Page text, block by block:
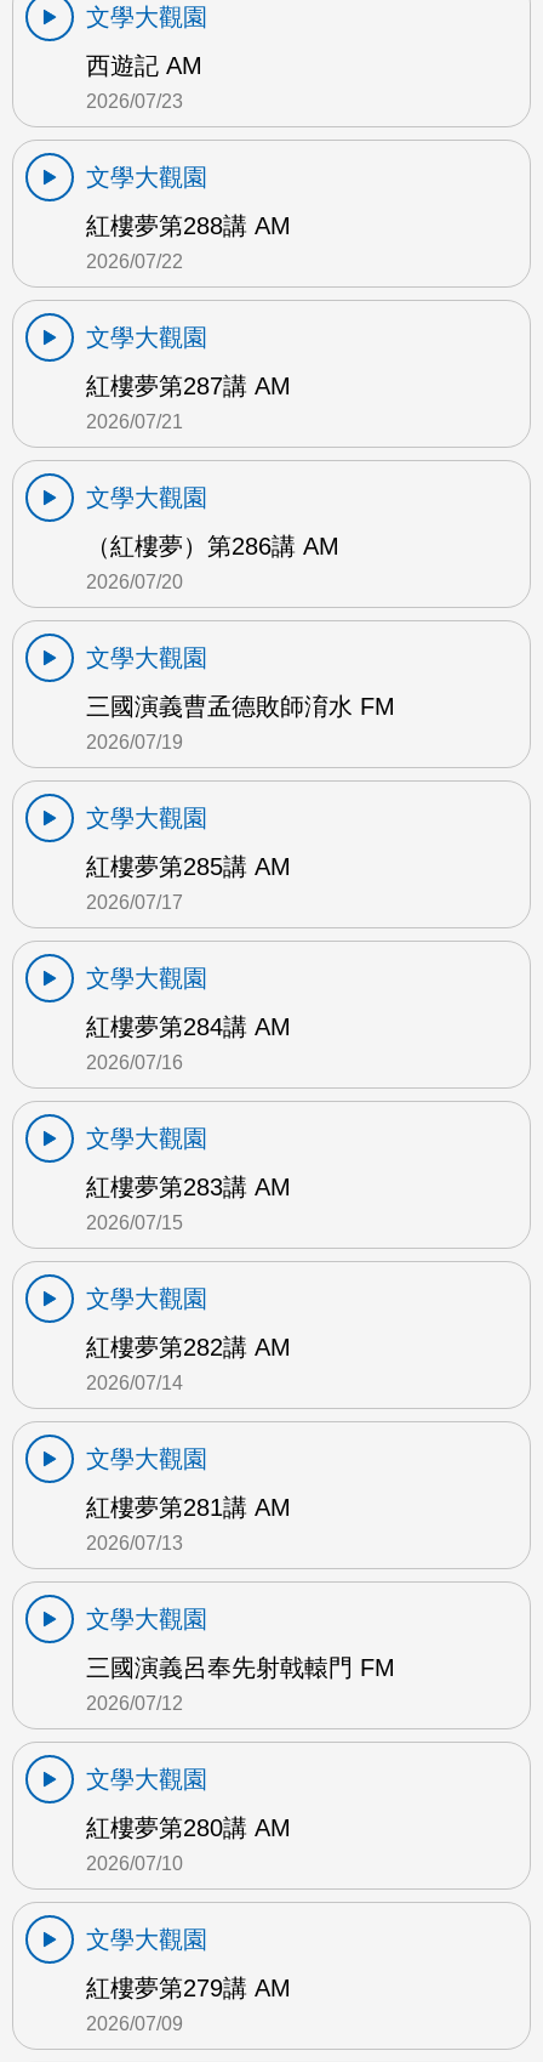
文學大觀園
西遊記 AM
2026/07/23
文學大觀園
紅樓夢第288講 AM
2026/07/22
文學大觀園
紅樓夢第287講 AM
2026/07/21
文學大觀園
（紅樓夢）第286講 AM
2026/07/20
文學大觀園
三國演義曹孟德敗師淯水 FM
2026/07/19
文學大觀園
紅樓夢第285講 AM
2026/07/17
文學大觀園
紅樓夢第284講 AM
2026/07/16
文學大觀園
紅樓夢第283講 AM
2026/07/15
文學大觀園
紅樓夢第282講 AM
2026/07/14
文學大觀園
紅樓夢第281講 AM
2026/07/13
文學大觀園
三國演義呂奉先射戟轅門 FM
2026/07/12
文學大觀園
紅樓夢第280講 AM
2026/07/10
文學大觀園
紅樓夢第279講 AM
2026/07/09